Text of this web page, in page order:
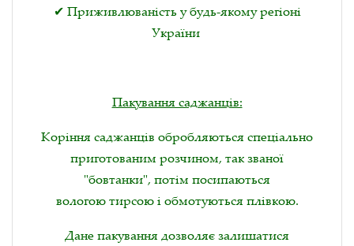
✔ Приживлюваність у будь-якому регіоні
України
Пакування саджанців:
Коріння саджанців обробляються спеціально
приготованим розчином, так званої
"бовтанки", потім посипаються
вологою тирсою і обмотуються плівкою.
Дане пакування дозволяє залишатися